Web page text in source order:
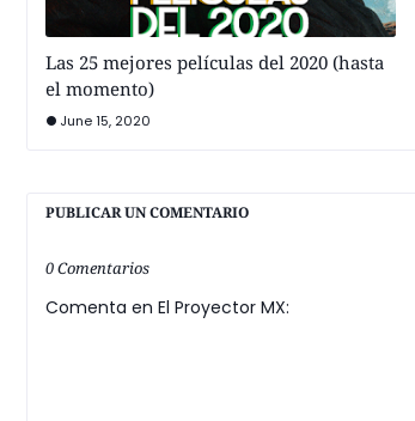
Las 25 mejores películas del 2020 (hasta
el momento)
June 15, 2020
PUBLICAR UN COMENTARIO
0 Comentarios
Comenta en El Proyector MX: